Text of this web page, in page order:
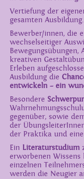
Vertiefung der
gesamten Ausbildung.
Bewerber/innen, die
wechselseitiger
kreativen
Erleben
Ausbildung die
entwickeln – ein
Besondere
gegenüber, sowie
der
der Praktika und
Ein Literaturstudium
erworbenen
einzelnen
werden die Neugier